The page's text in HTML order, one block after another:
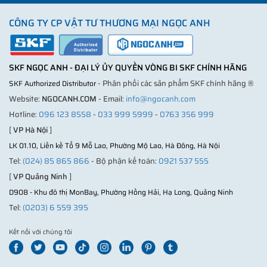
CÔNG TY CP VẬT TƯ THƯƠNG MẠI NGỌC ANH
SKF NGỌC ANH - ĐẠI LÝ ỦY QUYỀN VÒNG BI SKF CHÍNH HÃNG
SKF Authorized Distributor- Phân phối các sản phẩm SKF chính hãng ®
Website: NGOCANH.COM- Email: info@ngocanh.com
Hotline: 096 123 8558- 033 999 5999- 0763 356 999
[VP Hà Nội]
LK 01.10, Liền kề Tổ 9 Mỗ Lao, Phường Mộ Lao, Hà Đông, Hà Nội
Tel: (024) 85 865 866- Bộ phận kế toán: 0921 537 555
[VP Quảng Ninh]
D908 - Khu đô thị MonBay, Phường Hồng Hải, Hạ Long, Quảng Ninh
Tel: (0203) 6 559 395
Kết nối với chúng tôi